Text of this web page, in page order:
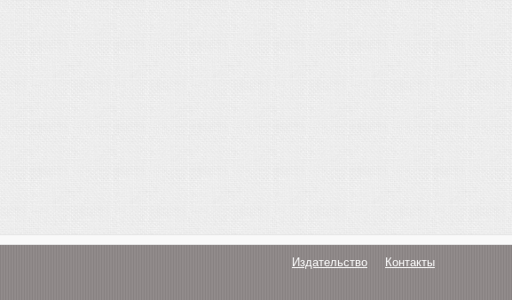
Издательство Контакты